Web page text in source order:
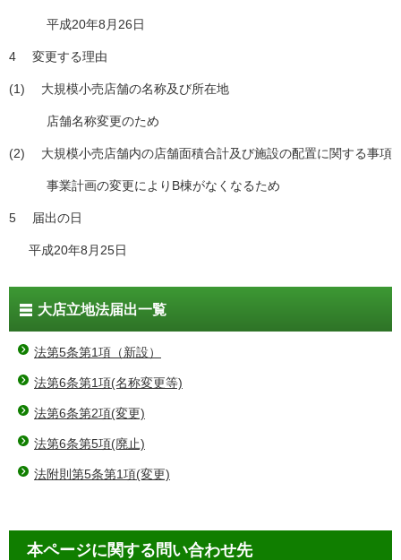
平成20年8月26日
4 変更する理由
(1) 大規模小売店舗の名称及び所在地
店舗名称変更のため
(2) 大規模小売店舗内の店舗面積合計及び施設の配置に関する事項
事業計画の変更によりB棟がなくなるため
5 届出の日
平成20年8月25日
大店立地法届出一覧
法第5条第1項（新設）
法第6条第1項(名称変更等)
法第6条第2項(変更)
法第6条第5項(廃止)
法附則第5条第1項(変更)
本ページに関する問い合わせ先